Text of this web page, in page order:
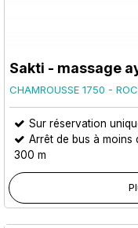
Sakti - massage
CHAMROUSSE 1750 -
Sur réservation
Arrêt de bus à moins
300 m